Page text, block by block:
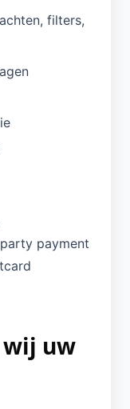
filters,
payment
wij uw